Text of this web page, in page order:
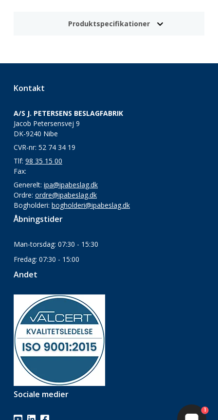
Produktspecifikationer
Kontakt
A/S J. PETERSENS BESLAGFABRIK
Jacob Petersensvej 9
DK-9240 Nibe
CVR-nr: 52 74 34 19
Tlf: 98 35 15 00
Fax:
Generelt: ipa@ipabeslag.dk
Ordre: ordre@ipabeslag.dk
Bogholderi: bogholderi@ipabeslag.dk
Åbningstider
Man-torsdag: 07:30 - 15:30
Fredag: 07:30 - 15:00
Andet
Sociale medier
1